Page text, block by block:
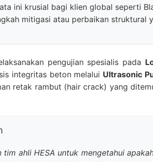
ini krusial bagi klien global seperti
mitigasi atau perbaikan struktural
pengujian spesialis pada
integritas beton melalui Ultrasonic
retak rambut (hair crack) yang
ahli HESA untuk mengetahui